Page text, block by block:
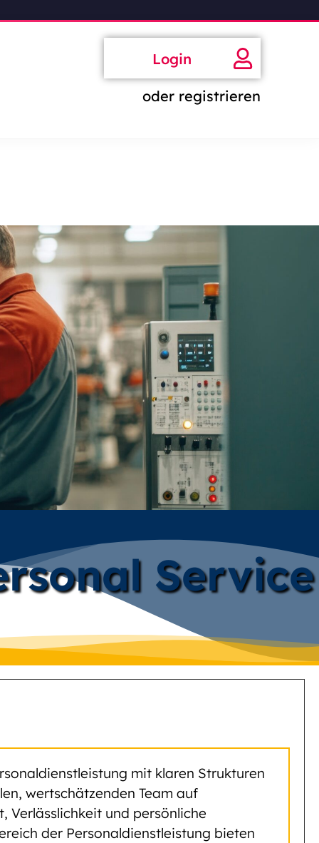
Login
oder registrieren
Service
mit klaren Strukturen
wertschätzenden Team auf
Verlässlichkeit und persönliche
der Personaldienstleistung bieten